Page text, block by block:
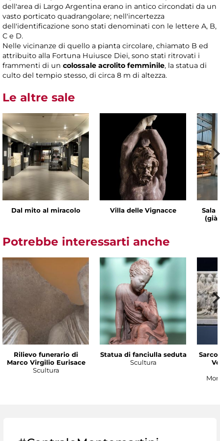
dell'area di Largo Argentina erano in antico circondati da un
vasto porticato quadrangolare; nell'incertezza
dell'identificazione sono stati denominati con le lettere A, B,
C e D.
Nelle vicinanze di quello a pianta circolare, chiamato B ed
attribuito alla Fortuna Huiusce Diei, sono stati ritrovati i
frammenti di un colossale acrolito femminile, la statua di
culto del tempio stesso, di circa 8 m di altezza.
Le altre sale
Dal mito al miracolo Villa delle Vignacce
Sala
(già
Potrebbe interessarti anche
Rilievo funerario di
Marco Virgilio Eurisace
Scultura
Statua di fanciulla seduta
Scultura